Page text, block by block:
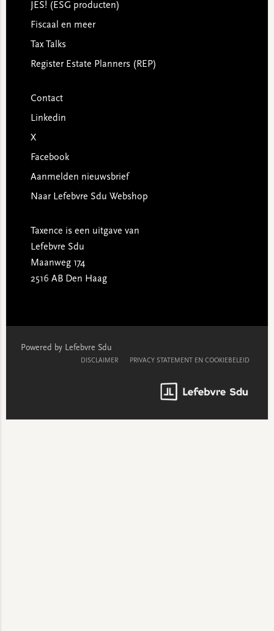
JES! (ESG producten)
Fiscaal en meer
Tax Talks
Register Estate Planners (REP)
Contact
Linkedin
X
Facebook
Aanmelden nieuwsbrief
Naar Lefebvre Sdu Webshop
Taxence is een uitgave van
Lefebvre Sdu
Maanweg 174
2516 AB Den Haag
Powered by Lefebvre Sdu
DISCLAIMER PRIVACY STATEMENT EN COOKIEBELEID